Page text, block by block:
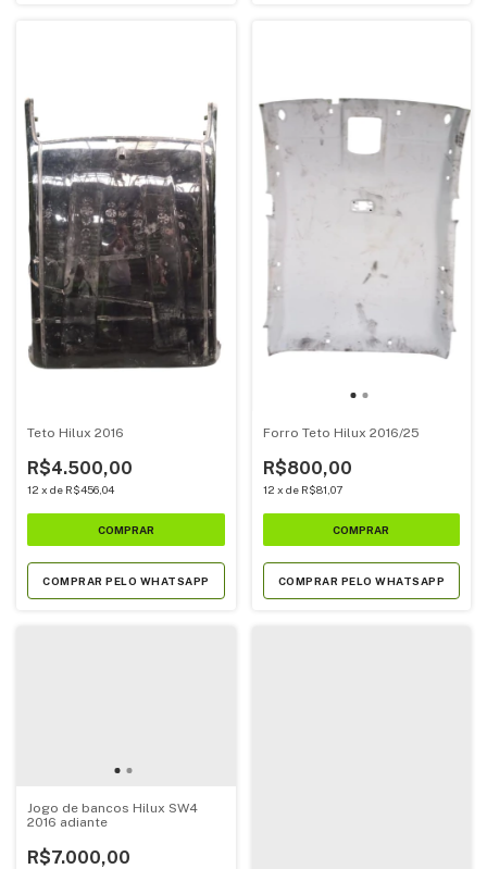
Teto Hilux 2016
R$4.500,00
12 x de R$456,04
COMPRAR PELO WHATSAPP
Forro Teto Hilux 2016/25
R$800,00
12 x de R$81,07
COMPRAR PELO WHATSAPP
Jogo de bancos Hilux SW4
2016 adiante
R$7.000,00